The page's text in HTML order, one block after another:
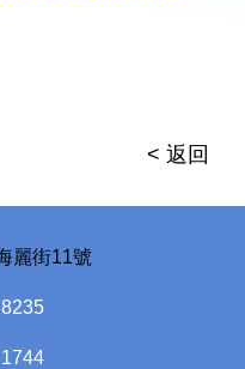
< 返回
麗街11號